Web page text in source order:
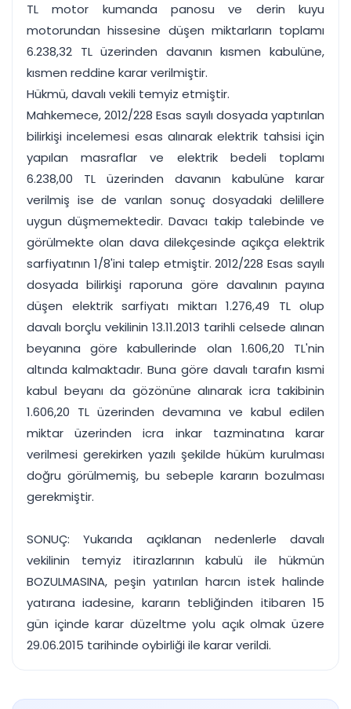
TL motor kumanda panosu ve derin kuyu
motorundan hissesine düşen miktarların toplamı
6.238,32 TL üzerinden davanın kısmen kabulüne,
kısmen reddine karar verilmiştir.
Hükmü, davalı vekili temyiz etmiştir.
Mahkemece, 2012/228 Esas sayılı dosyada yaptırılan
bilirkişi incelemesi esas alınarak elektrik tahsisi için
yapılan masraflar ve elektrik bedeli toplamı
6.238,00 TL üzerinden davanın kabulüne karar
verilmiş ise de varılan sonuç dosyadaki delillere
uygun düşmemektedir. Davacı takip talebinde ve
görülmekte olan dava dilekçesinde açıkça elektrik
sarfiyatının 1/8'ini talep etmiştir. 2012/228 Esas sayılı
dosyada bilirkişi raporuna göre davalının payına
düşen elektrik sarfiyatı miktarı 1.276,49 TL olup
davalı borçlu vekilinin 13.11.2013 tarihli celsede alınan
beyanına göre kabullerinde olan 1.606,20 TL'nin
altında kalmaktadır. Buna göre davalı tarafın kısmi
kabul beyanı da gözönüne alınarak icra takibinin
1.606,20 TL üzerinden devamına ve kabul edilen
miktar üzerinden icra inkar tazminatına karar
verilmesi gerekirken yazılı şekilde hüküm kurulması
doğru görülmemiş, bu sebeple kararın bozulması
gerekmiştir.
SONUÇ: Yukarıda açıklanan nedenlerle davalı
vekilinin temyiz itirazlarının kabulü ile hükmün
BOZULMASINA, peşin yatırılan harcın istek halinde
yatırana iadesine, kararın tebliğinden itibaren 15
gün içinde karar düzeltme yolu açık olmak üzere
29.06.2015 tarihinde oybirliği ile karar verildi.